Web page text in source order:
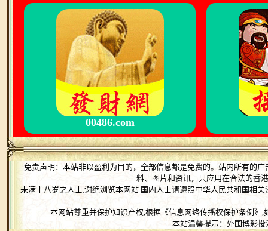
00486.com
免责声明：本站非以盈利为目的，全部信息都是免费的。站内所有的
料、图片和资讯，只应用在合法的香
未满十八岁之人士,谢绝浏览本网站.国内人士请遵照中华人民共和国相
本网站尊重并保护知识产权,根据《信息网络传播权保护条例
本站温馨提示：外围博彩